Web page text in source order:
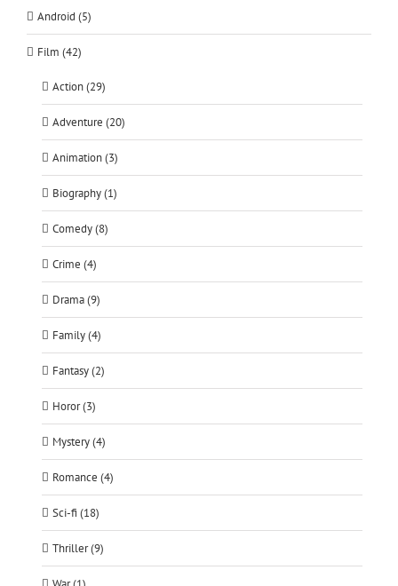
Android (5)
Film (42)
Action (29)
Adventure (20)
Animation (3)
Biography (1)
Comedy (8)
Crime (4)
Drama (9)
Family (4)
Fantasy (2)
Horor (3)
Mystery (4)
Romance (4)
Sci-fi (18)
Thriller (9)